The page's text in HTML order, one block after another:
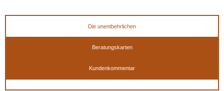
Die unentbehrlichen
Beratungskarten
Kundenkommentar